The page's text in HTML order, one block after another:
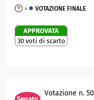
VOTAZIONE FINALE
APPROVATA
30 voti di scarto
Senato
Votazione n. 50